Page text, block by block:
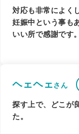
対応も非常によく
妊娠中という事も
いい所で感謝です
ヘェヘェさん
探す上で、どこが
た。